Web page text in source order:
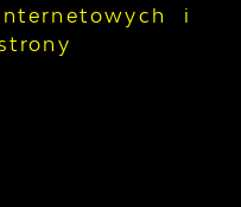
i